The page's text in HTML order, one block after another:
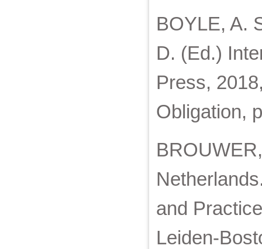
BOYLE, A.
D. (Ed.)
Press,
Obligation,
and
Leiden-